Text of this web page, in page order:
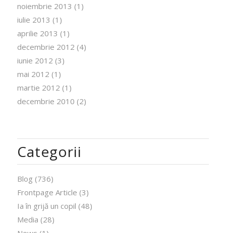
noiembrie 2013 (1)
iulie 2013 (1)
aprilie 2013 (1)
decembrie 2012 (4)
iunie 2012 (3)
mai 2012 (1)
martie 2012 (1)
decembrie 2010 (2)
Categorii
Blog (736)
Frontpage Article (3)
Ia în grijă un copil (48)
Media (28)